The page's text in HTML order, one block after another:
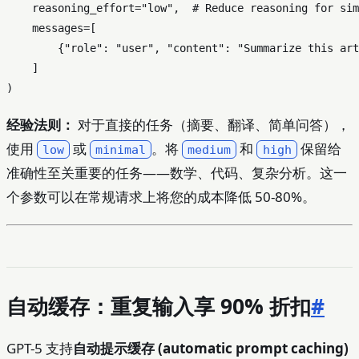
    reasoning_effort=
"low" , # Reduce reasoning for
    messages=[
        {
"role" : "user" , "content" :
"Summarize this
    ]
经验法则： 对于直接的任务（摘要、翻译、简单问答），
使用
low 或 minimal 。将 medium 和 high 保留给
准确性至关重要的任务——数学、代码、复杂分析。这一
个参数可以在常规请求上将您的成本降低 50-80%。
自动缓存：重复输入享 90% 折扣#
GPT-5 支持自动提示缓存 (automatic prompt caching)